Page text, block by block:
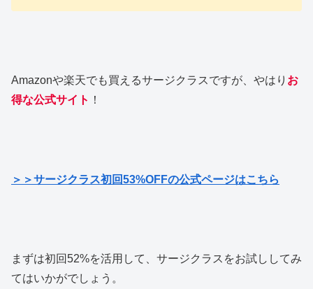
Amazonや楽天でも買えるサージクラスですが、やはり お
得な公式サイト ！
＞＞サージクラス初回53%OFFの公式ページはこちら
まずは初回52%を活用して、サージクラスをお試ししてみ
てはいかがでしょう。